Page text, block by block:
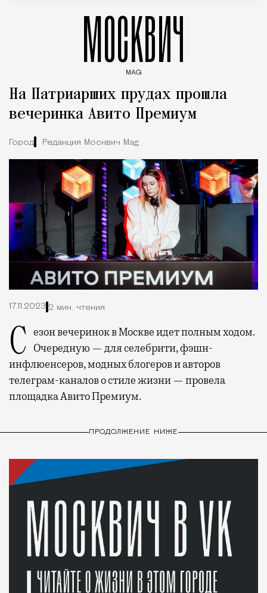
МОСКВИЧ
MAG
На Патриарших прудах прошла
вечеринка Авито Премиум
Город Редакция Москвич Mag
17.11.2023 2 мин. чтения
Сезон вечеринок в Москве идет полным ходом. Очередную — для селебрити, фэшн-
инфлюенсеров, модных блогеров и авторов
телеграм-каналов о стиле жизни — провела
площадка Авито Премиум.
ПРОДОЛЖЕНИЕ НИЖЕ